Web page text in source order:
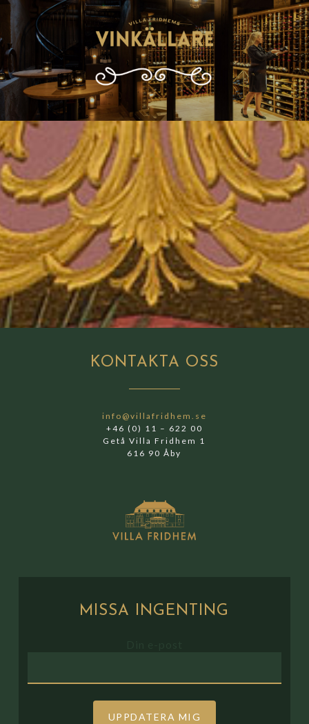
KONTAKTA OSS
info@villafridhem.se
+46 (0) 11 – 622 00
Getå Villa Fridhem 1
616 90 Åby
MISSA INGENTING